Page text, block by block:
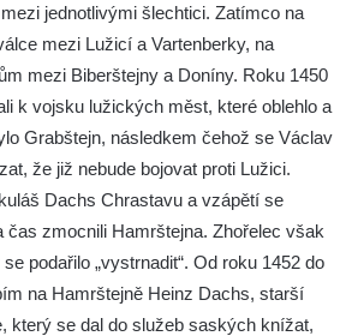
jednotlivými šlechtici. Zatímco na
mezi Lužicí a Vartenberky, na
mezi Biberštejny a Doníny. Roku 1450
k vojsku lužických měst, které oblehlo a
Grabštejn, následkem čehož se Václav
že již nebude bojovat proti Lužici.
Dachs Chrastavu a vzápětí se
čas zmocnili Hamrštejna. Zhořelec však
podařilo „vystrnadit“. Od roku 1452 do
na Hamrštejně Heinz Dachs, starší
který se dal do služeb saských knížat,